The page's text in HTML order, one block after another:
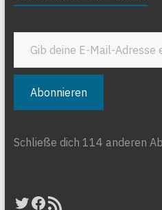
Gib deine E-Mail-Adresse ein ...
Abonnieren
Schließe dich 114 anderen
Twitter
Facebook
RSS-Feed